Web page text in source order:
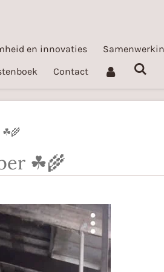
en innovaties
Contact
☘🌾
☘🌾